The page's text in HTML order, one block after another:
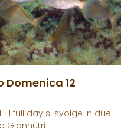
Domenica 12
Il full day si svolge in due
Giannutri